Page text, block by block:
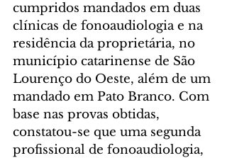
cumpridos mandados em duas
clínicas de fonoaudiologia e na
residência da proprietária, no
município catarinense de São
Lourenço do Oeste, além de um
mandado em Pato Branco. Com
base nas provas obtidas,
constatou-se que uma segunda
profissional de fonoaudiologia,